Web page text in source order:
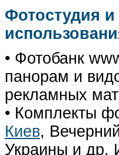
Фотостудия
• Фотобанк
панорам и
рекламных
• Комплекты
Киев,
Украины и др.